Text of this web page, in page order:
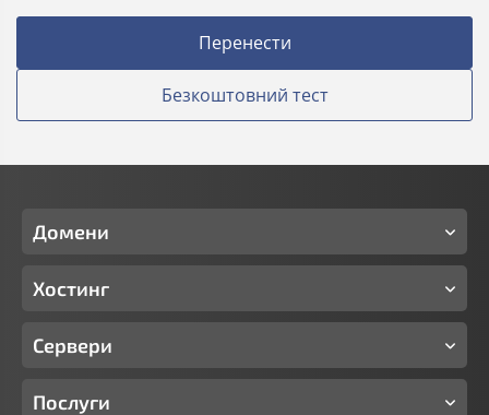
Перенести
Безкоштовний тест
Домени
Хостинг
Сервери
Послуги